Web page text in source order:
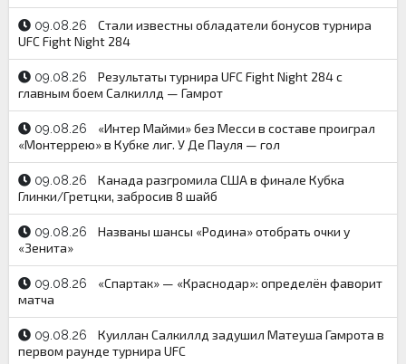
09.08.26
Стали известны обладатели бонусов турнира
UFC Fight Night 284
09.08.26
Результаты турнира UFC Fight Night 284 с
главным боем Салкиллд — Гамрот
09.08.26
«Интер Майми» без Месси в составе проиграл
«Монтеррею» в Кубке лиг. У Де Пауля — гол
09.08.26
Канада разгромила США в финале Кубка
Глинки/Гретцки, забросив 8 шайб
09.08.26
Названы шансы «Родина» отобрать очки у
«Зенита»
09.08.26
«Спартак» — «Краснодар»: определён фаворит
матча
09.08.26
Куиллан Салкиллд задушил Матеуша Гамрота в
первом раунде турнира UFC